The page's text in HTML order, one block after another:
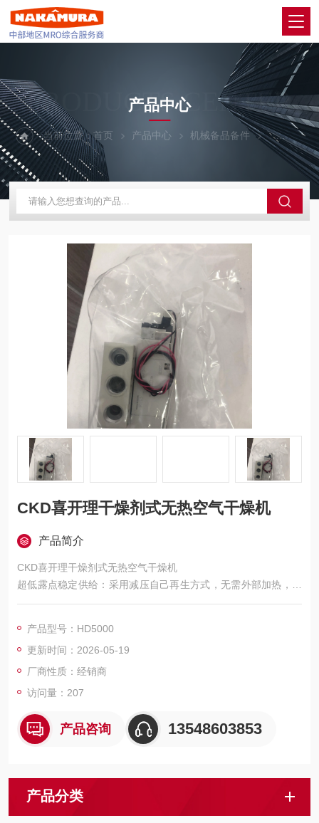
PRODUCTS CENTER
产品中心
当前位置：首页 产品中心 机械备品备件 CKD喜开理
CKD喜开理干燥剂式无热空气干燥机
产品简介
CKD喜开理干燥剂式无热空气干燥机
超低露点稳定供给：采用减压自己再生方式，无需外部加热，可
稳定供给大气压露点低至 - 60℃～-72℃的超干燥空气，能满足对
产品型号：HD5000
更新时间：2026-05-19
厂商性质：经销商
访问量：207
产品咨询 13548603853
产品分类